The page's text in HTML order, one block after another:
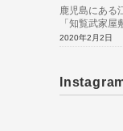
鹿児島にある
「知覧武家屋
2020年2月2日